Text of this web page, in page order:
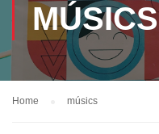
MÚSICS
Home músics